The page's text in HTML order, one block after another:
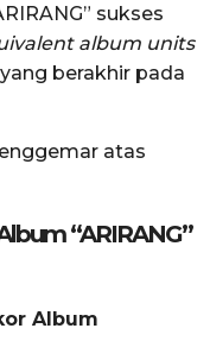
sukses
album units
berakhir pada
atas
“ARIRANG”
Album